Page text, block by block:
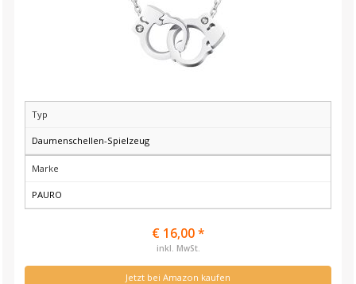
Typ
Daumenschellen-Spielzeug
Marke
PAURO
€ 16,00 *
inkl. MwSt.
Jetzt bei Amazon kaufen